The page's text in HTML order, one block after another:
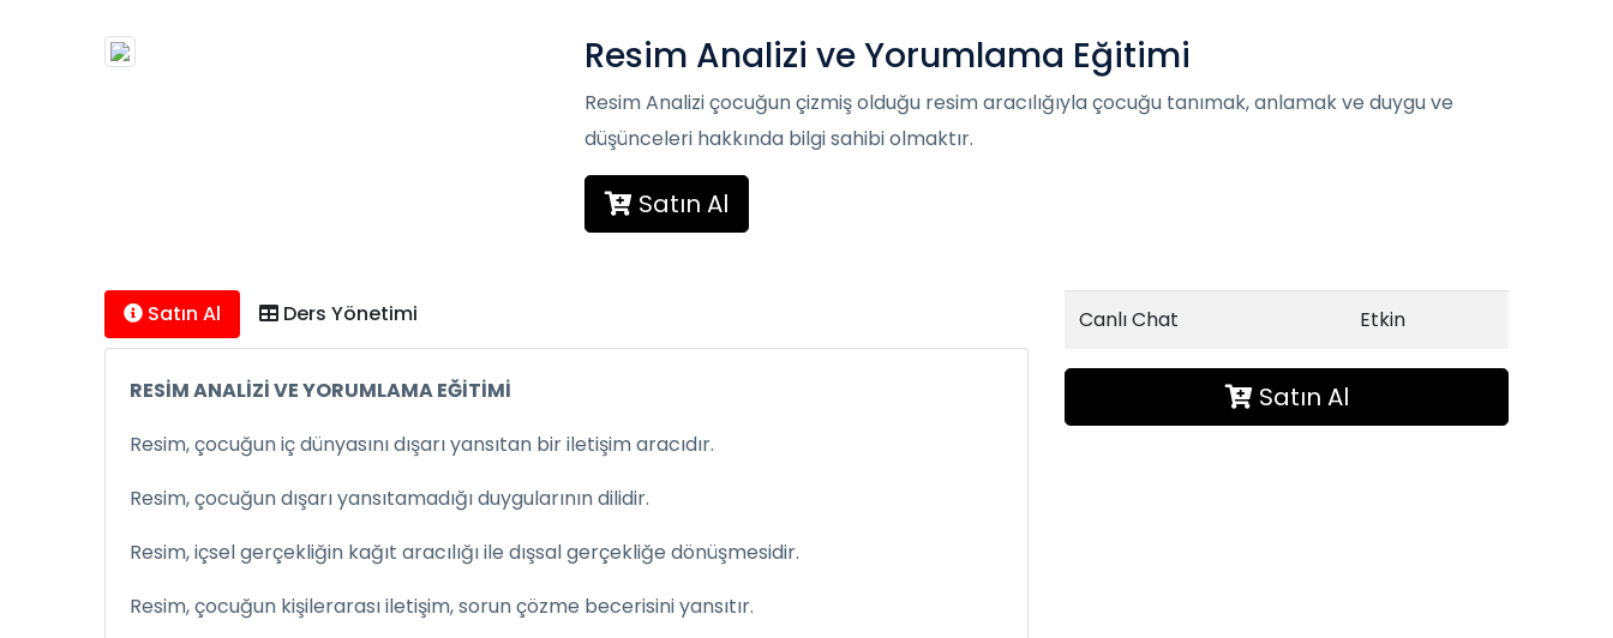
Resim Analizi ve Yorumlama Eğitimi
Resim Analizi çocuğun çizmiş olduğu resim aracılığıyla çocuğu tanımak, anlamak ve duygu ve
düşünceleri hakkında bilgi sahibi olmaktır.
Satın Al
Satın Al Ders Yönetimi
RESİM ANALİZİ VE YORUMLAMA EĞİTİMİ
Resim, çocuğun iç dünyasını dışarı yansıtan bir iletişim aracıdır.
Resim, çocuğun dışarı yansıtamadığı duygularının dilidir.
Resim, içsel gerçekliğin kağıt aracılığı ile dışsal gerçekliğe dönüşmesidir.
Resim, çocuğun kişilerarası iletişim, sorun çözme becerisini yansıtır.
Canlı Chat Etkin
Satın Al